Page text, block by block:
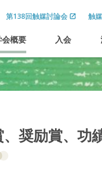
第138回触媒討論会 触
概要 入会
、奨励賞、功